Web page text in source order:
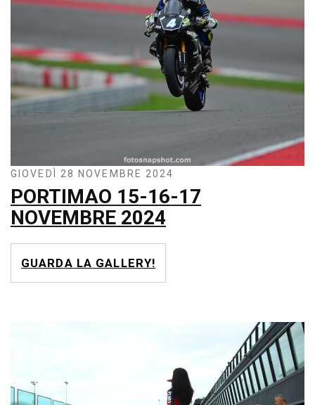
GIOVEDÌ 28 NOVEMBRE 2024
PORTIMAO 15-16-17
NOVEMBRE 2024
GUARDA LA GALLERY!